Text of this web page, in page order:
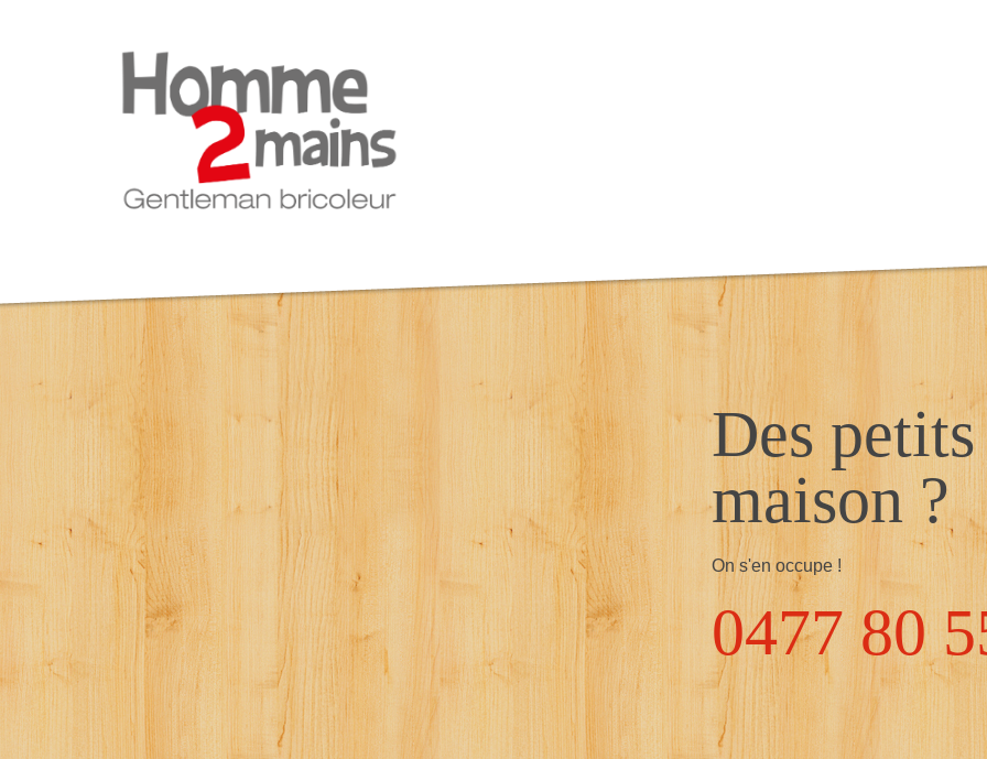
Des
maison ?
On s'en occupe !
0477 80